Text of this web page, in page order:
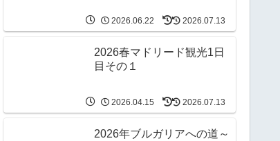
2026.06.22 2026.07.13
2026春マドリード観光1日
目その１
2026.04.15 2026.07.13
2026年ブルガリアへの道～